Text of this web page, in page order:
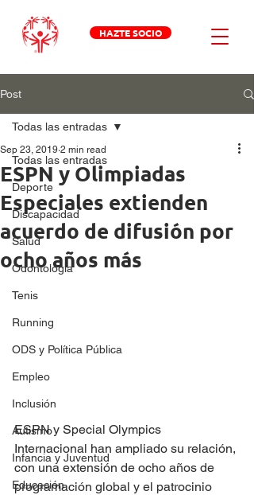
HAZTE SOCIO
Post
Todas las entradas
Deporte
Discapacidad
Salud
Odontologia
Tenis
Running
ODS y Política Pública
Empleo
Inclusión
Autismo
Infancia y Juventud
Educación
Todas las entradas
ESPN y Olimpiadas
Especiales extienden
acuerdo de difusión por
ocho años más
Sep 23, 2019 2 min read
ESPN y Special Olympics
Internacional han ampliado su relación,
con una extensión de ocho años de
programación global y el patrocinio